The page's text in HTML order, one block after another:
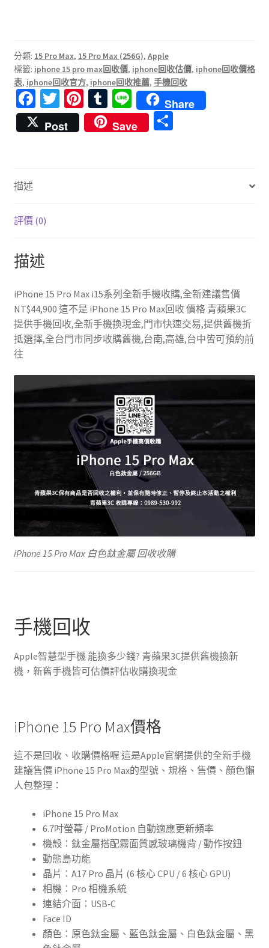
分類: 15 Pro Max, 15 Pro Max (256G), Apple
標籤: iphone 15 pro max回收價, iphone回收估價, iphone回收價格
表, iphone回收官方, iphone回收推薦, 手機回收
Fa
ce
b
T
wi
tt
Pi
nt
er
T
u
m
Li
n
e
Share
Post
Save
分
描述
評價 (0)
描述
iPhone 15 Pro Max i15系列全新手機收購,全新建議售價
NT$44,900 這不是 iPhone 15 Pro Max回收 價格 青蘋果3C
提供手機回收,全新手機換現金,門市快速交易,提供舊機折
抵選擇,全台門市同步收購舊機,台南,高雄,台中皆可預約前
往
iPhone 15 Pro Max 白色鈦金屬 回收收購
手機回收
Apple智慧型手機 能換多少錢? 青蘋果3C提供舊機換新
機，新舊手機皆可估價評估收購換現金
iPhone 15 Pro Max價格
這不是回收、收購價格喔 這是Apple官網提供的全新手機
建議售價 iPhone 15 Pro Max的型號、規格、售價、顏色懶
人包整理：
iPhone 15 Pro Max
6.7吋螢幕 / ProMotion 自動適應更新頻率
機殼：鈦金屬搭配霧面質感玻璃機背 / 動作按鈕
動態島功能
晶片：A17 Pro 晶片 (6 核心 CPU / 6 核心 GPU)
相機：Pro 相機系統
連結介面：USB‑C
Face ID
顏色：原色鈦金屬、藍色鈦金屬、白色鈦金屬、黑